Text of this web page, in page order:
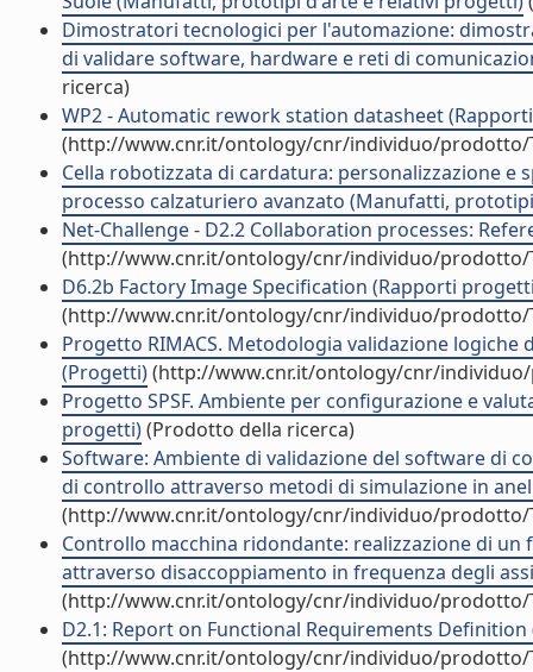
Dimostratori tecnologici per l'automazione:
di validare software, hardware e reti di
ricerca)
WP2 - Automatic rework station datasheet
(http://www.cnr.it/ontology/cnr/individuo/prodotto/
Cella robotizzata di cardatura: personalizzazione
processo calzaturiero avanzato (Manufatti,
Net-Challenge - D2.2 Collaboration processes:
(http://www.cnr.it/ontology/cnr/individuo/prodotto/
D6.2b Factory Image Specification (Rapporti
(http://www.cnr.it/ontology/cnr/individuo/prodotto/
Progetto RIMACS. Metodologia validazione
(Progetti)(http://www.cnr.it/ontology/cnr/
Progetto SPSF. Ambiente per configurazione e
progetti)(Prodotto della ricerca)
Software: Ambiente di validazione del software di
di controllo attraverso metodi di simulazione in
(http://www.cnr.it/ontology/cnr/individuo/prodotto/
Controllo macchina ridondante: realizzazione di
attraverso disaccoppiamento in frequenza degli
(http://www.cnr.it/ontology/cnr/individuo/prodotto/
D2.1: Report on Functional Requirements
(http://www.cnr.it/ontology/cnr/individuo/prodotto/